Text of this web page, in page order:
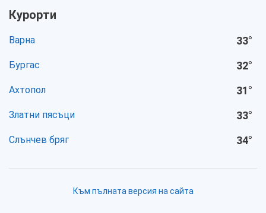
Курорти
Варна 33°
Бургас 32°
Ахтопол 31°
Златни пясъци 33°
Слънчев бряг 34°
Към пълната версия на сайта